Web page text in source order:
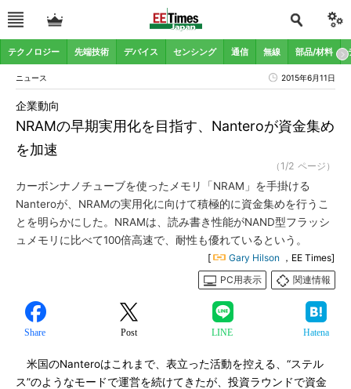
テクノロジー 先端技術 デバイス センシング 通信 無線 部品/材料
ニュース 2015年6月11日
NRAMの早期実用化を目指す、Nanteroが資金集め
を加速
企業動向
（1/2 ページ）
カーボンナノチューブを使ったメモリ「NRAM」を手掛ける
Nanteroが、NRAMの実用化に向けて積極的に資金集めを行うこ
とを明らかにした。NRAMは、読み書き性能がNAND型フラッシ
ュメモリに比べて100倍高速で、耐性も優れているという。
[ Gary Hilson ，EE Times]
PC用表示
関連情報
Share Post LINE Hatena
米国のNanteroはこれまで、表立った活動を控える、“ステル
ス”のようなモードで運営を続けてきたが、投資ラウンドで資金